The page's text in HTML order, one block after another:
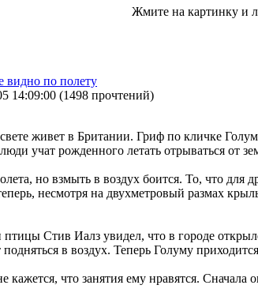
Жмите на картинку и
видно по полету
14:09:00 (1498 прочтений)
живет в Британии. Гриф по кличке
учат рожденного летать отрываться от
но взмыть в воздух боится. То, что
несмотря на двухметровый размах
птицы Стив Иалз увидел, что в городе
в воздух. Теперь Голуму
что занятия ему нравятся. Сначала